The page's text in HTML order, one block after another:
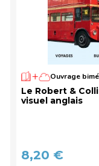
Ouvrage
Le Robert &
visuel anglais
8,20 €